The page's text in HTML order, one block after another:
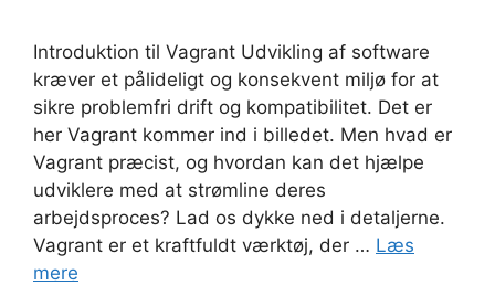
Introduktion til Vagrant Udvikling af software
kræver et pålideligt og konsekvent miljø for at
sikre problemfri drift og kompatibilitet. Det er
her Vagrant kommer ind i billedet. Men hvad er
Vagrant præcist, og hvordan kan det hjælpe
udviklere med at strømline deres
arbejdsproces? Lad os dykke ned i detaljerne.
Vagrant er et kraftfuldt værktøj, der … Læs
mere